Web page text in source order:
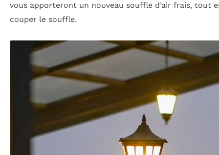
vous apporteront un nouveau souffle d’air frais, tout
couper le souffle.